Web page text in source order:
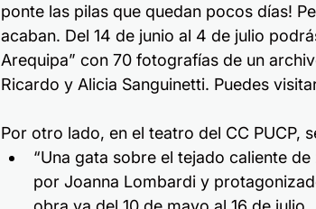
ponte las pilas que quedan pocos días!
acaban. Del 14 de junio al 4 de julio
Arequipa” con 70 fotografías de un
Ricardo y Alicia Sanguinetti. Puedes
Por otro lado, en el teatro del CC PUCP,
“Una gata sobre el tejado caliente
por Joanna Lombardi y